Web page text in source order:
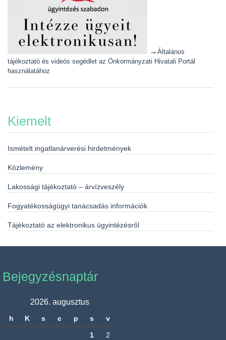
→ Általános
tájékoztató és videós segédlet az Önkormányzati Hivatali Portál
használatához
Kiemelt
Ismételt ingatlanárverési hirdetmények
Közlemény
Lakossági tájékoztató – árvízveszély
Fogyatékosságügyi tanácsadás információk
Tájékoztató az elektronikus ügyintézésről
Bejegyzésnaptár
2026. augusztus
h K s c p s v
1
2